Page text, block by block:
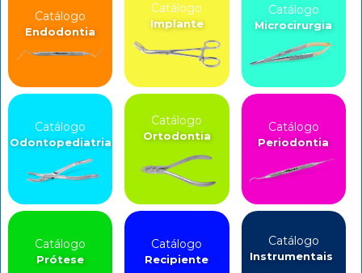
Catálogo
Endodontia
Catálogo
Implante
Catálogo
Microcirurgia
Catálogo
Odontopediatria
Catálogo
Ortodontia
Catálogo
Periodontia
Catálogo
Prótese
Catálogo
Recipiente
Catálogo
Instrumentais